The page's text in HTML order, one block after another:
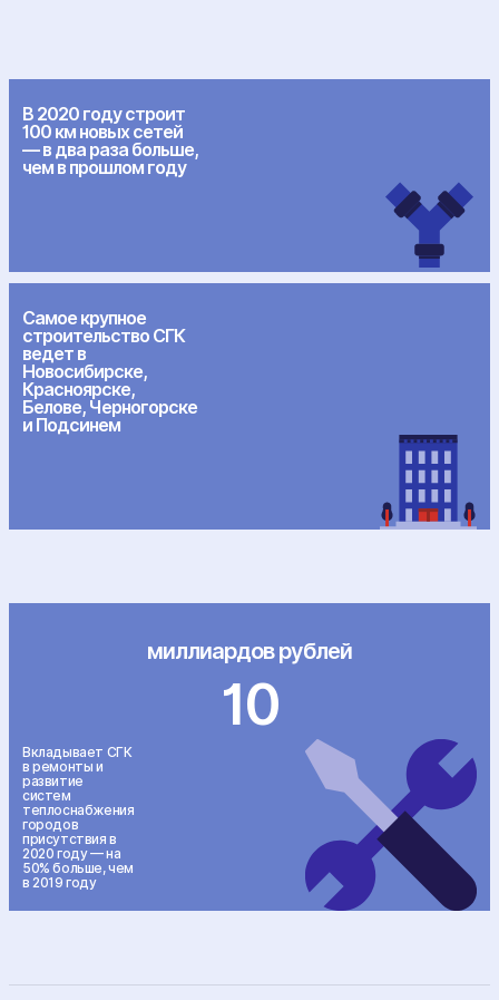
В 2020 году строит
100 км новых сетей
— в два раза больше,
чем в прошлом году
Самое крупное
строительство СГК
ведет в
Новосибирске,
Красноярске,
Белове, Черногорске
и Подсинем
Вкладывает СГК
в ремонты и
развитие
систем
теплоснабжения
городов
присутствия в
2020 году — на
50% больше, чем
в 2019 году
миллиардов рублей
10